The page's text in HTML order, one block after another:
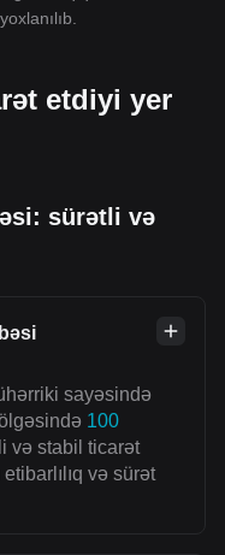
etdiyi yer
sürətli və
sayəsində
100
və stabil ticarət
və sürət